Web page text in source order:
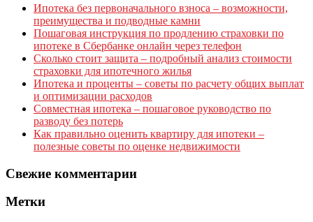
Ипотека без первоначального взноса – возможности,
преимущества и подводные камни
Пошаговая инструкция по продлению страховки по
ипотеке в Сбербанке онлайн через телефон
Сколько стоит защита – подробный анализ стоимости
страховки для ипотечного жилья
Ипотека и проценты – советы по расчету общих выплат
и оптимизации расходов
Совместная ипотека – пошаговое руководство по
разводу без потерь
Как правильно оценить квартиру для ипотеки –
полезные советы по оценке недвижимости
Свежие комментарии
Метки